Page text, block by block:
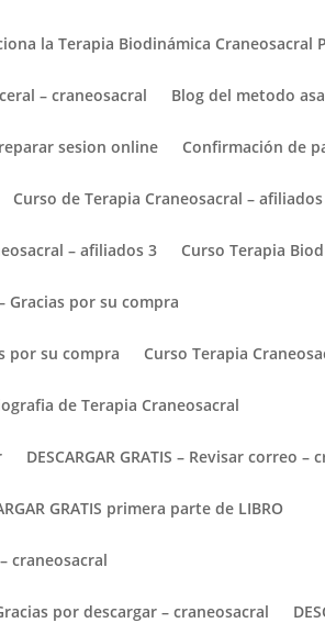
la Terapia Biodinámica Craneosacral
– craneosacral Blog del metodo
sesion online Confirmación de
Curso de Terapia Craneosacral – afiliados
– afiliados 3 Curso Terapia
Gracias por su compra
por su compra Curso Terapia
de Terapia Craneosacral
DESCARGAR GRATIS – Revisar correo –
GRATIS primera parte de LIBRO
craneosacral
por descargar – craneosacral